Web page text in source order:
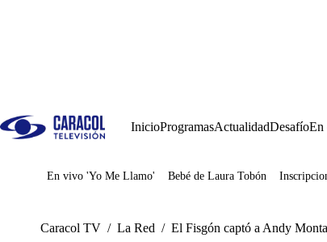
InicioProgramasActualidadDesafíoEn
Juegos
En vivo 'Yo Me Llamo' Bebé de Laura Tobón
Caracol TV / La Red / El Fisgón captó a Andy